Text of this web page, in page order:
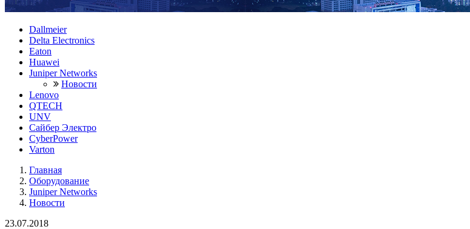
Dallmeier
Delta Electronics
Eaton
Huawei
Juniper Networks
Новости
Lenovo
QTECH
UNV
Сайбер Электро
CyberPower
Varton
Главная
Оборудование
Juniper Networks
Новости
23.07.2018